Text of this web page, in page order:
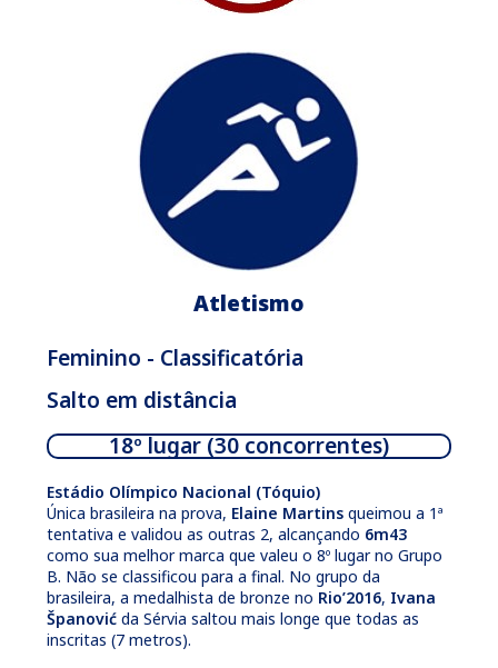
Atletismo
Feminino - Classificatória
Salto em distância
18º lugar (30 concorrentes)
Estádio Olímpico Nacional (Tóquio)
Única brasileira na prova, Elaine Martins queimou a 1ª
tentativa e validou as outras 2, alcançando 6m43
como sua melhor marca que valeu o 8º lugar no Grupo
B. Não se classificou para a final. No grupo da
brasileira, a medalhista de bronze no Rio’2016, Ivana
Španović da Sérvia saltou mais longe que todas as
inscritas (7 metros).